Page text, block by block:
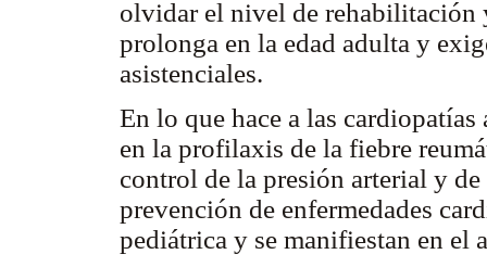
olvidar el nivel de rehabilitación
prolonga en la edad adulta y
asistenciales.
En lo que hace a las
en la profilaxis de la fiebre
control de la presión arterial y
prevención de enfermedades
pediátrica y se manifiestan en el